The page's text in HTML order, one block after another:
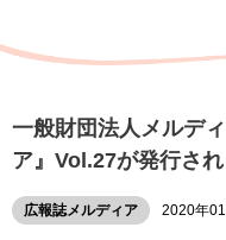
一般財団法人メルデ
ア』Vol.27が発行され
広報誌メルディア 2020年